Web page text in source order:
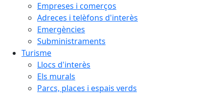
Empreses i comerços
Adreces i telèfons d'interès
Emergències
Subministraments
Turisme
Llocs d'interès
Els murals
Parcs, places i espais verds